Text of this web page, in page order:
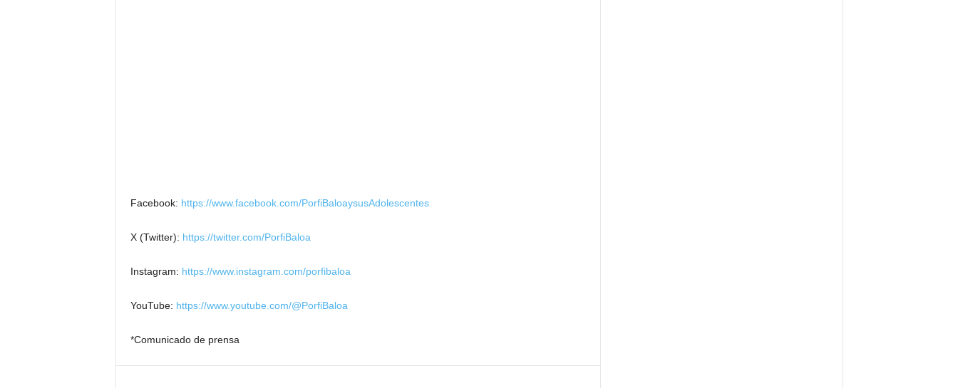
Facebook: https://www.facebook.com/PorfiBaloaysusAdolescentes
X (Twitter): https://twitter.com/PorfiBaloa
Instagram: https://www.instagram.com/porfibaloa
YouTube: https://www.youtube.com/@PorfiBaloa
*Comunicado de prensa